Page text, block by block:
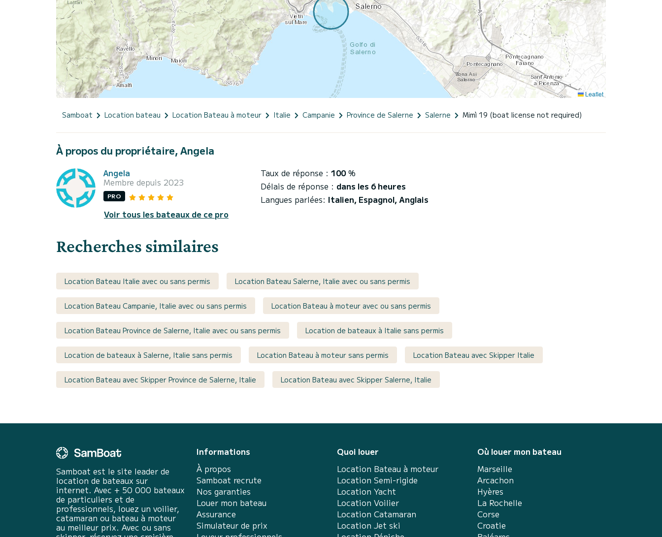
Leaflet
Samboat Location bateau Location Bateau à moteur Italie Campanie Province de Salerne Salerne Mimì 19 (boat license not required)
À propos du propriétaire, Angela
Angela
Membre depuis 2023
PRO
Voir tous les bateaux de ce pro
Taux de réponse : 100%
Délais de réponse : dans les 6 heures
Langues parlées: Italien, Espagnol, Anglais
Recherches similaires
Location Bateau Italie avec ou sans permis Location Bateau Salerne, Italie avec ou sans permis
Location Bateau Campanie, Italie avec ou sans permis Location Bateau à moteur avec ou sans permis
Location Bateau Province de Salerne, Italie avec ou sans permis Location de bateaux à Italie sans permis
Location de bateaux à Salerne, Italie sans permis Location Bateau à moteur sans permis Location Bateau avec Skipper Italie
Location Bateau avec Skipper Province de Salerne, Italie Location Bateau avec Skipper Salerne, Italie
Samboat est le site leader de
location de bateaux sur
internet. Avec + 50 000 bateaux
de particuliers et de
professionnels, louez un voilier,
catamaran ou bateau à moteur
au meilleur prix. Avec ou sans
Informations
À propos
Samboat recrute
Nos garanties
Louer mon bateau
Assurance
Simulateur de prix
Quoi louer
Location Bateau à moteur
Location Semi-rigide
Location Yacht
Location Voilier
Location Catamaran
Location Jet ski
Où louer mon bateau
Marseille
Arcachon
Hyères
La Rochelle
Corse
Croatie